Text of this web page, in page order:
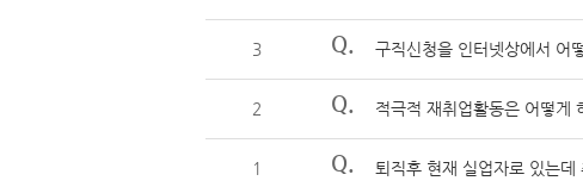
3 Q. 구직신청을 인터넷상에서 어
2 Q. 적극적 재취업활동은 어떻게
1 Q. 퇴직후 현재 실업자로 있는